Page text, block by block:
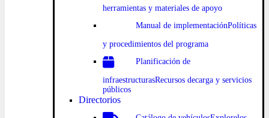
herramientas y materiales de apoyo
Manual de implementaciónPolíticas
y procedimientos del programa
Planificación de
infraestructurasRecursos decarga y servicios
públicos
Directorios